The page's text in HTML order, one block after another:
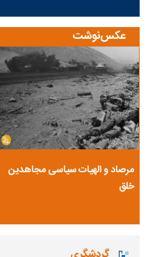
عکس‌نوشت
مرصاد و الهیات سیاسی مجاهدین
خلق